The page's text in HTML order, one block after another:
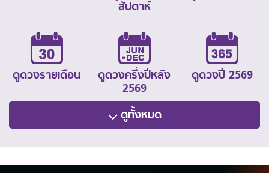
สัปดาห์
ดูดวงรายเดือน
ดูดวงครึ่งปีหลัง
2569
ดูดวงปี 2569
ดูทั้งหมด